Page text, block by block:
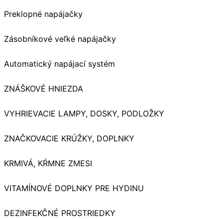
Preklopné napájačky
Zásobníkové veľké napájačky
Automatický napájací systém
ZNÁŠKOVÉ HNIEZDA
VYHRIEVACIE LAMPY, DOSKY, PODLOŽKY
ZNAČKOVACIE KRÚŽKY, DOPLNKY
KRMIVÁ, KŔMNE ZMESI
VITAMÍNOVÉ DOPLNKY PRE HYDINU
DEZINFEKČNÉ PROSTRIEDKY